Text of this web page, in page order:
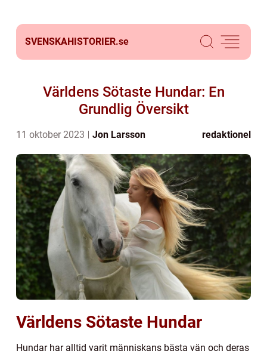
SVENSKAHISTORIER.se
Världens Sötaste Hundar: En
Grundlig Översikt
11 oktober 2023 Jon Larsson redaktionel
Världens Sötaste Hundar
Hundar har alltid varit människans bästa vän och deras